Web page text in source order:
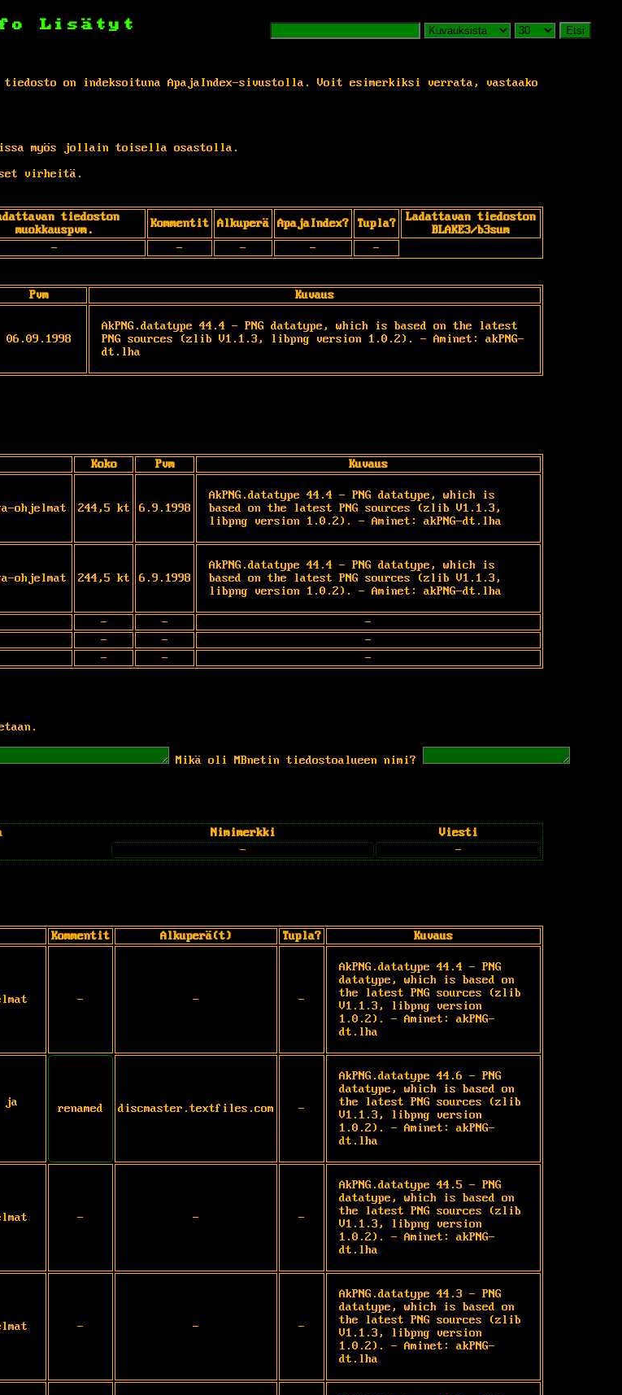
Lisätyt
Etsi
on indeksoituna ApajaIndex-sivustolla. Voit esimerkiksi verrata, vastaako
myös jollain toisella osastolla.
virheitä.
tiedoston
muokkauspvm.
Kommentit Alkuperä ApajaIndex? Tupla?
Ladattavan tiedoston
BLAKE3/b3sum
- - - - -
Pvm Kuvaus
06.09.1998
AkPNG.datatype 44.4 - PNG datatype, which is based on the latest
PNG sources (zlib V1.1.3, libpng version 1.0.2). - Aminet: akPNG-
dt.lha
Koko Pvm Kuvaus
ohjelmat 244,5 kt 6.9.1998
AkPNG.datatype 44.4 - PNG datatype, which is
based on the latest PNG sources (zlib V1.1.3,
libpng version 1.0.2). - Aminet: akPNG-dt.lha
ohjelmat 244,5 kt 6.9.1998
AkPNG.datatype 44.4 - PNG datatype, which is
based on the latest PNG sources (zlib V1.1.3,
libpng version 1.0.2). - Aminet: akPNG-dt.lha
- -
-
- -
-
- - -
Mikä oli MBnetin tiedostoalueen nimi?
Nimimerkki
Viesti
- -
Kommentit Alkuperä(t) Tupla? Kuvaus
- - -
AkPNG.datatype 44.4 - PNG
datatype, which is based on
the latest PNG sources (zlib
V1.1.3, libpng version
1.0.2). - Aminet: akPNG-
dt.lha
ja
renamed discmaster.textfiles.com -
AkPNG.datatype 44.6 - PNG
datatype, which is based on
the latest PNG sources (zlib
V1.1.3, libpng version
1.0.2). - Aminet: akPNG-
dt.lha
- - -
AkPNG.datatype 44.5 - PNG
datatype, which is based on
the latest PNG sources (zlib
V1.1.3, libpng version
1.0.2). - Aminet: akPNG-
dt.lha
- - -
AkPNG.datatype 44.3 - PNG
datatype, which is based on
the latest PNG sources (zlib
V1.1.3, libpng version
1.0.2). - Aminet: akPNG-
dt.lha